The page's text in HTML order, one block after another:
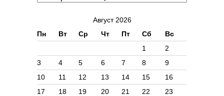
Август 2026
Пн
Вт Ср Чт Пт Сб Вс
1
2
3
4 5 6 7 8
9
10
11 12 13 14 15
16
17
18 19 20 21 22
23